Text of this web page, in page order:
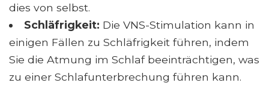
dies von selbst.
Schläfrigkeit: Die VNS-Stimulation kann in
einigen Fällen zu Schläfrigkeit führen, indem
Sie die Atmung im Schlaf beeinträchtigen, was
zu einer Schlafunterbrechung führen kann.